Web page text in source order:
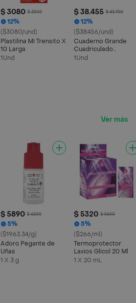
$ 3080 $ 3500
12%
($3080/und)
Plastilina Mi Trensito X
10 Larga
1Und
$ 38.455 $ 43.700
12%
($38456/und)
Cuaderno Grande
Cuadriculado
Argollado 7 Materias
1Und
Ver más
$ 5890 $ 6200
5%
($1963.34/g)
Adoro Pegante de
Uñas
1 X 3 g
$ 5320 $ 5600
5%
($266/ml)
Termoprotector
Laxios Glicol 20 Ml
1 X 20 mL